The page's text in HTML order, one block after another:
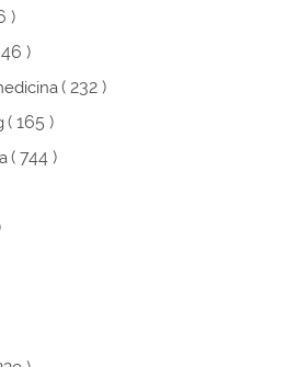
)
)
( 232 )
( 165 )
( 744 )